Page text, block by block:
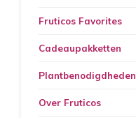
Fruticos Favorites
Cadeaupakketten
Plantbenodigdheden
Over Fruticos